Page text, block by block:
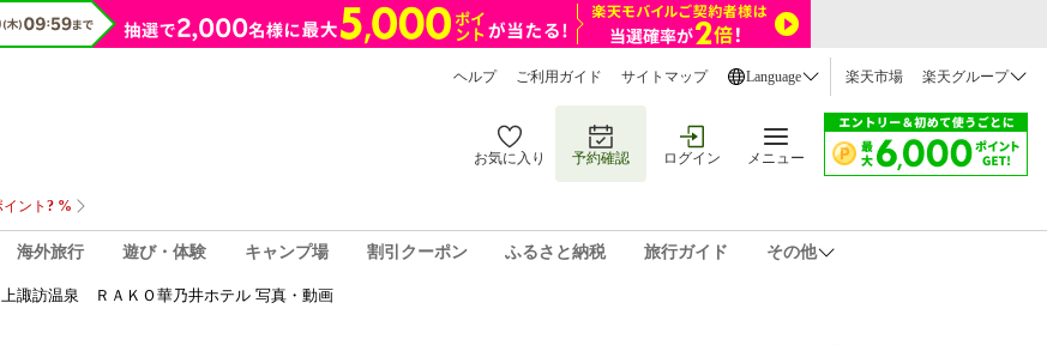
ヘルプ ご利用ガイド サイトマップ Language 楽天市場 楽天グループ
お気に入り 予約確認 ログイン メニュー
海外旅行 遊び・体験 キャンプ場 割引クーポン ふるさと納税 旅行ガイド その他
上諏訪温泉 ＲＡＫＯ華乃井ホテル 写真・動画